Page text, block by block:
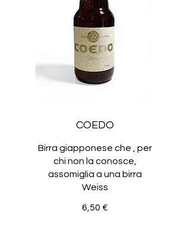
COEDO
Birra giapponese che , per
chi non la conosce,
assomiglia a una birra
Weiss
6,50 €